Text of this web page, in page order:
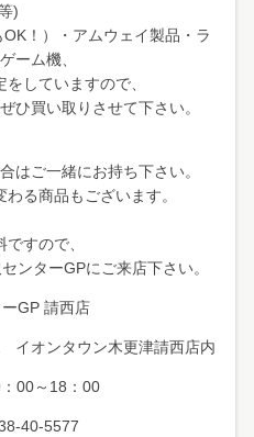
)
！）・アムウェイ製品・ラ
ーム機、
していますので、
ひ買い取りさせて下さい。
はご一緒にお持ち下さい。
る商品もございます。
すので、
ンターGPにご来店下さい。
GP 請西店
イオンタウン木更津請西店内
00～18：00
40-5577